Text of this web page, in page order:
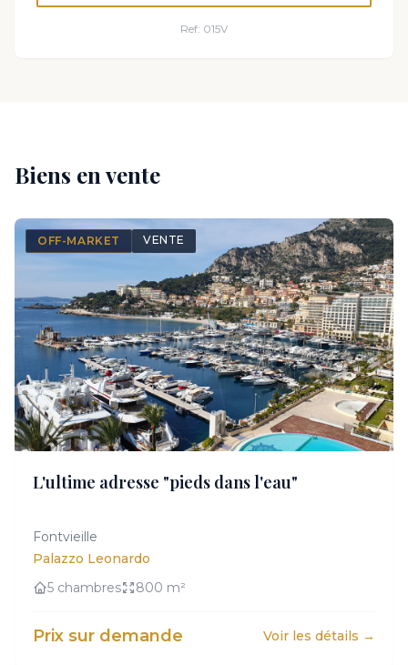
Ref: 015V
Biens en vente
Acces exclusif sur demande
OFF-MARKET VENTE
L'ultime adresse "pieds dans l'eau"
Fontvieille
Palazzo Leonardo
5 chambres
800 m²
Prix sur demande Voir les détails →